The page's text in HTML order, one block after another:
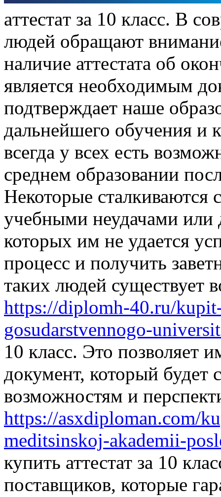
aттeстaт зa 10 клaсс. В
людей обращают
наличие аттестата об
является необходимым
подтверждает наше
дальнейшего обучения и
всегда у всех есть
среднем образовании
Некоторые сталкиваются
учебными неудачами или
которых им не удается
процесс и получить
таких людей существует
https://diplomh-40.ru/
gosudarstvennogo-
10 класс. Это позволяет
документ, который
возможностям и
https://asxdiploman.com/
meditsinskoj-akademii-
купить аттестат за 10
поставщиков, которые